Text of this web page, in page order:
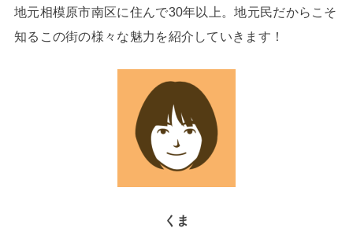
地元相模原市南区に住んで30年以上。地元民だからこそ
知るこの街の様々な魅力を紹介していきます！
くま